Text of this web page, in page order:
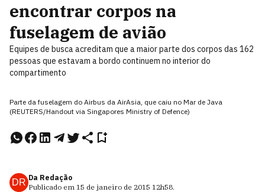
encontrar corpos na
fuselagem de avião
Equipes de busca acreditam que a maior parte dos corpos das 162
pessoas que estavam a bordo continuem no interior do
compartimento
Parte da fuselagem do Airbus da AirAsia, que caiu no Mar de Java
(REUTERS/Handout via Singapores Ministry of Defence)
DR Da Redação
Publicado em 15 de janeiro de 2015 12h58.